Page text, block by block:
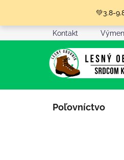
obsah
💚3.8-
Kontakt
Poľovníctvo